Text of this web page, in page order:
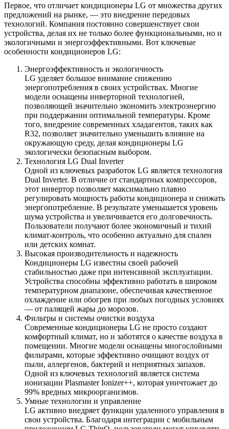
Первое, что отличает кондиционеры LG от множества других
предложений на рынке, — это внедрение передовых
технологий. Компания постоянно совершенствует свои
устройства, делая их не только более функциональными, но и
экологичными и энергоэффективными. Вот ключевые
особенности кондиционеров LG:
Энергоэффективность и экологичность
LG уделяет большое внимание снижению
энергопотребления в своих устройствах. Многие
модели оснащены инверторной технологией,
позволяющей значительно экономить электроэнергию
при поддержании оптимальной температуры. Кроме
того, внедрение современных хладагентов, таких как
R32, позволяет значительно уменьшить влияние на
окружающую среду, делая кондиционеры LG
экологически безопасным выбором.
Технология LG Dual Inverter
Одной из ключевых разработок LG является технология
Dual Inverter. В отличие от стандартных компрессоров,
этот инвертор позволяет максимально плавно
регулировать мощность работы кондиционера и снижать
энергопотребление. В результате уменьшается уровень
шума устройства и увеличивается его долговечность.
Пользователи получают более экономичный и тихий
климат-контроль, что особенно актуально для спален
или детских комнат.
Высокая производительность и надежность
Кондиционеры LG известны своей рабочей
стабильностью даже при интенсивной эксплуатации.
Устройства способны эффективно работать в широком
температурном диапазоне, обеспечивая качественное
охлаждение или обогрев при любых погодных условиях
— от палящей жары до морозов.
Фильтры и системы очистки воздуха
Современные кондиционеры LG не просто создают
комфортный климат, но и заботятся о качестве воздуха в
помещении. Многие модели оснащены многослойными
фильтрами, которые эффективно очищают воздух от
пыли, аллергенов, бактерий и неприятных запахов.
Одной из ключевых технологий является система
ионизации Plasmaster Ionizer++, которая уничтожает до
99% вредных микроорганизмов.
Умные технологии и управление
LG активно внедряет функции удаленного управления в
свои устройства. Благодаря интеграции с мобильным